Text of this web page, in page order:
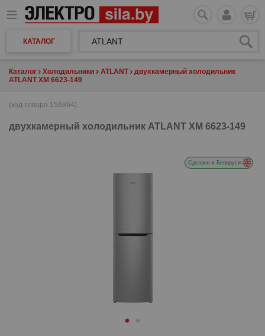
КАТАЛОГ
Каталог Холодильники ATLANT
двухкамерный холодильник
ATLANT ХМ 6623-149
(код товара 156864)
двухкамерный холодильник ATLANT ХМ 6623-149
Сделано в Беларуси